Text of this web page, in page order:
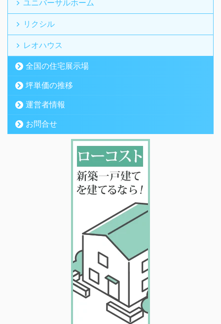
ユニバーサルホーム
リクシル
レオハウス
全国の住宅展示場
坪単価の推移
運営者情報
お問合せ